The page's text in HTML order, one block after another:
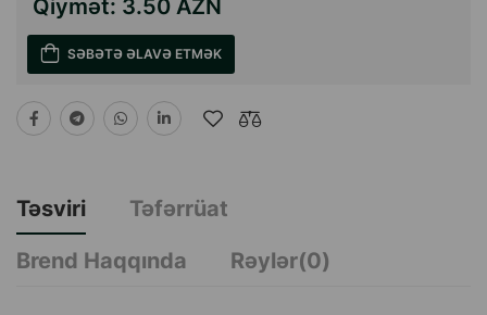
Qiymət: 3.50 AZN
SƏBƏTƏ ƏLAVƏ ETMƏK
Təsviri
Təfərrüat
Brend Haqqında
Rəylər(0)